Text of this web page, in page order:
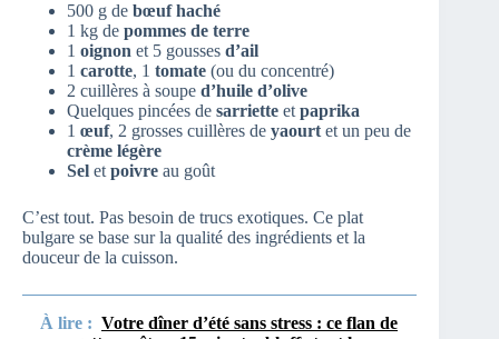
500 g de bœuf haché
1 kg de pommes de terre
1 oignon et 5 gousses d’ail
1 carotte, 1 tomate (ou du concentré)
2 cuillères à soupe d’huile d’olive
Quelques pincées de sarriette et paprika
1 œuf, 2 grosses cuillères de yaourt et un peu de
crème légère
Sel et poivre au goût
C’est tout. Pas besoin de trucs exotiques. Ce plat
bulgare se base sur la qualité des ingrédients et la
douceur de la cuisson.
À lire : Votre dîner d’été sans stress : ce flan de